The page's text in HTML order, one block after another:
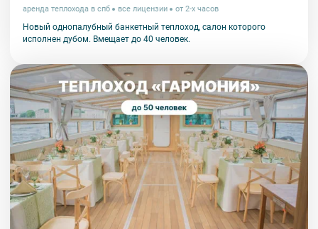
аренда теплохода в спб все лицензии от 2-х часов
Новый однопалубный банкетный теплоход, салон которого
исполнен дубом. Вмещает до 40 человек.